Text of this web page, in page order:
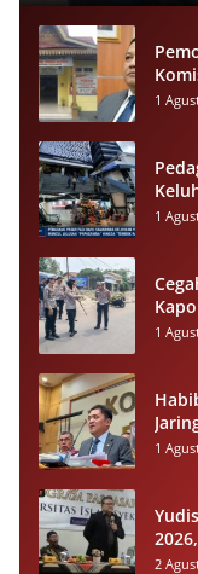
1
1
1
1
Siap
2